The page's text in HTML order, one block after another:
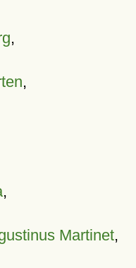
,
,
,
Martinet,